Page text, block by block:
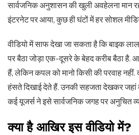
सार्वजनिक अनुशासन की खुली अवहेलना मान
इंटरनेट पर आया, कुछ ही घंटों में हर सोशल
वीडियो में साफ देखा जा सकता है कि बाइक
पर बैठा जोड़ा एक-दूसरे के बेहद करीब बैठा है.
हैं, लेकिन कपल को मानो किसी की परवाह
हंसते दिखाई देते हैं. उनकी सहजता देखकर जहां
कई यूजर्स ने इसे सार्वजनिक जगह पर अनुचित
क्या है आखिर इस वीडियो में?